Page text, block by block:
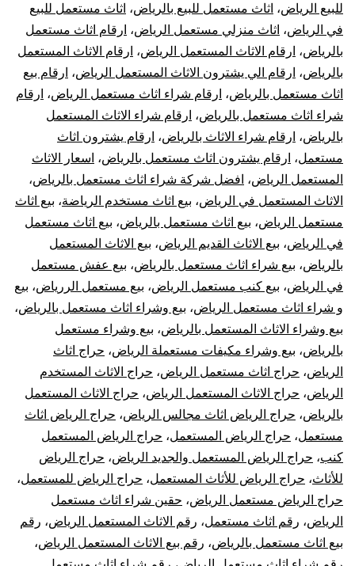
للبيع الرياض، اثاث مستعمل للبيع بالرياض، اثاث مستعمل للبيع
في الرياض، اثاث منزلي مستعمل الرياض، ارقام اثاث مستعمل
بالرياض، ارقام الاثاث المستعمل الرياض، ارقام الاثاث المستعمل
بالرياض، ارقام الي يشترون الاثاث المستعمل الرياض، ارقام بيع
اثاث مستعمل بالرياض، ارقام شراء اثاث مستعمل الرياض، ارقام
شراء اثاث مستعمل بالرياض، ارقام شراء الاثاث المستعمل
بالرياض، ارقام شراء الاثاث بالرياض، ارقام يشترون اثاث
مستعمل، ارقام يشترون اثاث مستعمل بالرياض، اسعار الاثاث
المستعمل الرياض، افضل شركة شراء اثاث مستعمل بالرياض،
الاثاث المستعمل في الرياض، بيع اثاث مستخدم الرياضة، بيع اثاث
مستعمل الرياض، بيع اثاث مستعمل بالرياض، بيع اثاث مستعمل
في الرياض، بيع الاثاث القديم الرياض، بيع الاثاث المستعمل
بالرياض، بيع شراء اثاث مستعمل بالرياض، بيع عفش مستعمل
في الرياض، بيع كنب مستعمل الرياض، بيع مستعمل الررياض، بيع
و شراء اثاث مستعمل الرياض، بيع وشراء اثاث مستعمل بالرياض،
بيع وشراء الاثاث المستعمل بالرياض، بيع وشراء مستعمل
بالرياض، بيع وشراء مكيفات مستعملة الرياض، حراج اثاث
الرياض، حراج اثاث مستعمل الرياض، حراج الاثاث المستخدم
الرياض، حراج الاثاث المستعمل الرياض، حراج الاثاث المستعمل
بالرياض، حراج الرياض اثاث مجالس الرياض، حراج الرياض اثاث
مستعمل، حراج الرياض المستعمل، حراج الرياض المستعمل
كنب، حراج الرياض المستعمل والجديد الرياض، حراج الرياض
للأثاث، حراج الرياض للأثاث المستعمل، حراج الرياض للمستعمل،
حراج الرياض مستعمل الرياض، حقين شراء اثاث مستعمل
الرياض، رقم اثاث مستعمل، رقم الاثاث المستعمل الرياض، رقم
بيع اثاث مستعمل بالرياض، رقم بيع الاثاث المستعمل الرياض،